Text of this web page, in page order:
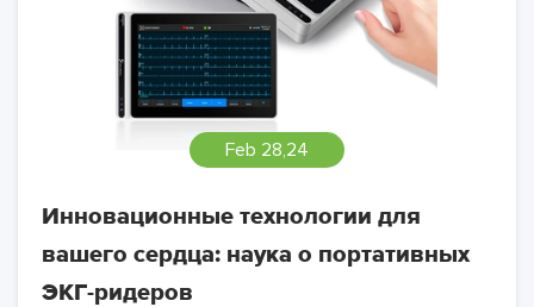
Feb 28,24
Инновационные технологии для
вашего сердца: наука о портативных
ЭКГ-ридеров